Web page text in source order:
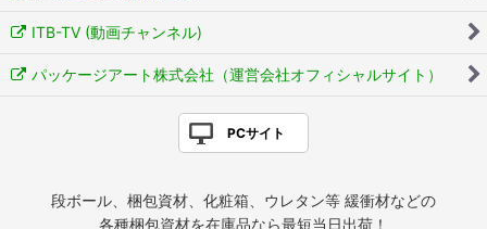
ITB-TV (動画チャンネル)
パッケージアート株式会社（運営会社オフィシャルサイト）
PCサイト
段ボール、梱包資材、化粧箱、ウレタン等 緩衝材などの
各種梱包資材を在庫品なら最短当日出荷！